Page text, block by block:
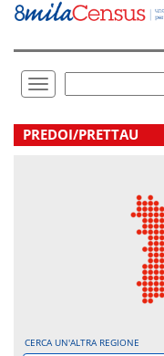
Vai
direttamente
Toggle
navigation
.
PREDOI/PRETTAU
CERCA UN'ALTRA REGIONE